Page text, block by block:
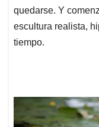
quedarse. Y
escultura realista,
tiempo.